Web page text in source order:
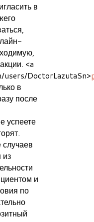
в
<a
DoctorLazutaSn>
в
после
успеете
из
и
по